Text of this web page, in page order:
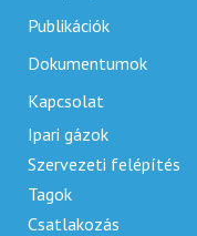
Publikációk
Dokumentumok
Kapcsolat
Ipari gázok
Szervezeti felépítés
Tagok
Csatlakozás